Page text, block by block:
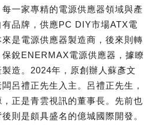
一家專精的電源供應器領域與產
品牌，供應PC DIY市場ATX電
是電源供應器製造商，後來則轉
銳ENERMAX電源供應器，據瞭
造。2024年，原創辦人蘇彥文
呂禮正先生入主。呂禮正先生，
正是青雲視訊的董事長。先前也
則是頗具盛名的億城國際開發。